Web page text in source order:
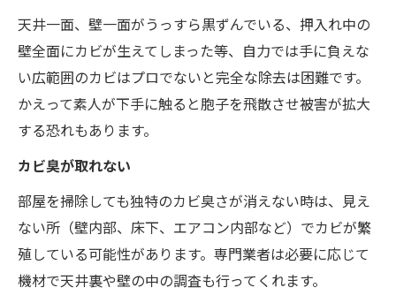
天井一面、壁一面がうっすら黒ずんでいる、押入れ中の
壁全面にカビが生えてしまった等、自力では手に負えな
い広範囲のカビはプロでないと完全な除去は困難です。
かえって素人が下手に触ると胞子を飛散させ被害が拡大
する恐れもあります。
カビ臭が取れない
部屋を掃除しても独特のカビ臭さが消えない時は、見え
ない所（壁内部、床下、エアコン内部など）でカビが繁
殖している可能性があります。専門業者は必要に応じて
機材で天井裏や壁の中の調査も行ってくれます。